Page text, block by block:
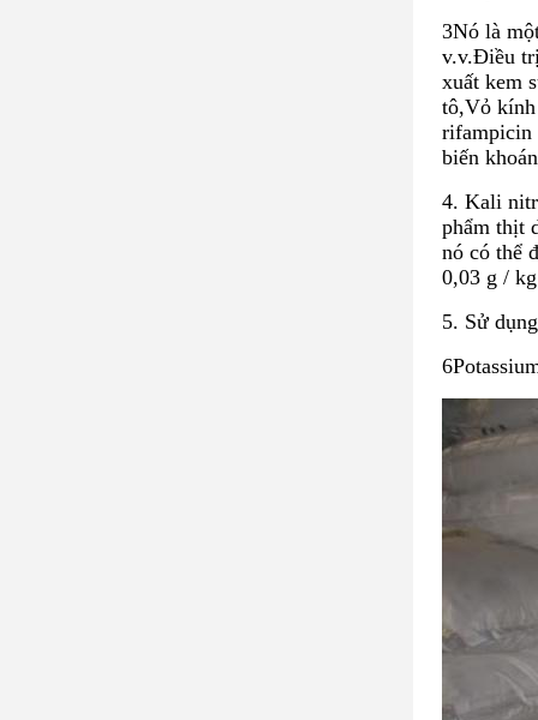
3Nó là
v.v.Điều
xuất kem
tô,Vỏ kính
rifampicin
biến
4. Kali
phẩm thịt
nó có thể
0,03 g /
5. Sử